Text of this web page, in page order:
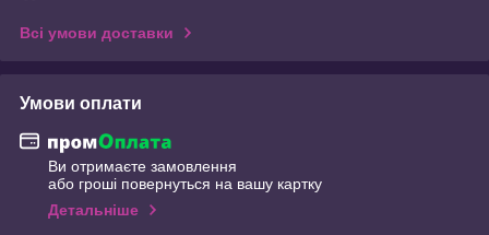
Всі умови доставки
Умови оплати
Ви отримаєте замовлення
або гроші повернуться на вашу картку
Детальніше